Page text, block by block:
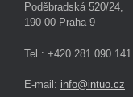
Poděbradská 520/24,
190 00 Praha 9
Tel.: +420 281 090 141
E-mail: info@intuo.cz